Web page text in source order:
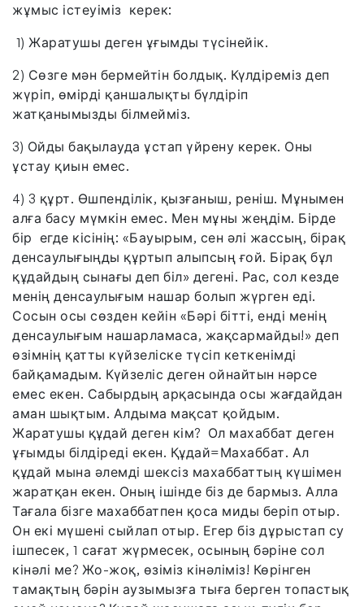
жұмыс істеуіміз керек:
1) Жаратушы деген ұғымды түсінейік.
2) Сөзге мән бермейтін болдық. Күлдіреміз деп
жүріп, өмірді қаншалықты бүлдіріп
жатқанымызды білмейміз.
3) Ойды бақылауда ұстап үйрену керек. Оны
ұстау қиын емес.
4) 3 құрт. Өшпенділік, қызғаныш, реніш. Мұнымен
алға басу мүмкін емес. Мен мұны жеңдім. Бірде
бір егде кісінің: «Бауырым, сен әлі жассың, бірақ
денсаулығыңды құртып алыпсың ғой. Бірақ бұл
құдайдың сынағы деп біл» дегені. Рас, сол кезде
менің денсаулығым нашар болып жүрген еді.
Сосын осы сөзден кейін «Бәрі бітті, енді менің
денсаулығым нашарламаса, жақсармайды!» деп
өзімнің қатты күйзеліске түсіп кеткенімді
байқамадым. Күйзеліс деген ойнайтын нәрсе
емес екен. Сабырдың арқасында осы жағдайдан
аман шықтым. Алдыма мақсат қойдым.
Жаратушы құдай деген кім? Ол махаббат деген
ұғымды білдіреді екен. Құдай=Махаббат. Ал
құдай мына әлемді шексіз махаббаттың күшімен
жаратқан екен. Оның ішінде біз де бармыз. Алла
Тағала бізге махаббатпен қоса миды беріп отыр.
Он екі мүшені сыйлап отыр. Егер біз дұрыстап су
ішпесек, 1 сағат жүрмесек, осының бәріне сол
кінәлі ме? Жо-жоқ, өзіміз кінәліміз! Көрінген
тамақтың бәрін аузымызға тыға берген топастық